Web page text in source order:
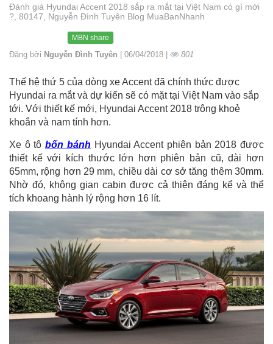
Đánh giá Hyundai Accent 2018 sắp ra mắt tại Việt Nam có gì mới
?, 80147, Nguyễn Đình Tuyên Blog MuaBanNhanh
MBN share
Đăng bởi Nguyễn Đình Tuyên | 06/04/2018 | 801
Thế hệ thứ 5 của dòng xe Accent đã chính thức được
Hyundai ra mắt và dự kiến sẽ có mặt tại Việt Nam vào sắp
tới. Với thiết kế mới, Hyundai Accent 2018 trông khoẻ
khoắn và nam tính hơn.
Xe ô tôbốn bánh Hyundai Accent phiên bản 2018 được
thiết kế với kích thước lớn hơn phiên bản cũ, dài hơn
65mm, rộng hơn 29 mm, chiều dài cơ sở tăng thêm 30mm.
Nhờ đó, không gian cabin được cả thiện đáng kể và thể
tích khoang hành lý rộng hơn 16 lít.